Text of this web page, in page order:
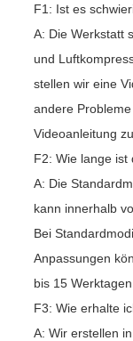
F1: Ist es
A: Die Werkstatt
und
stellen wir eine
andere
Videoanleitung
F2: Wie lange ist
A: Die
kann innerhalb
Bei
Anpassungen
bis 15
F3: Wie erhalte
A: Wir erstellen